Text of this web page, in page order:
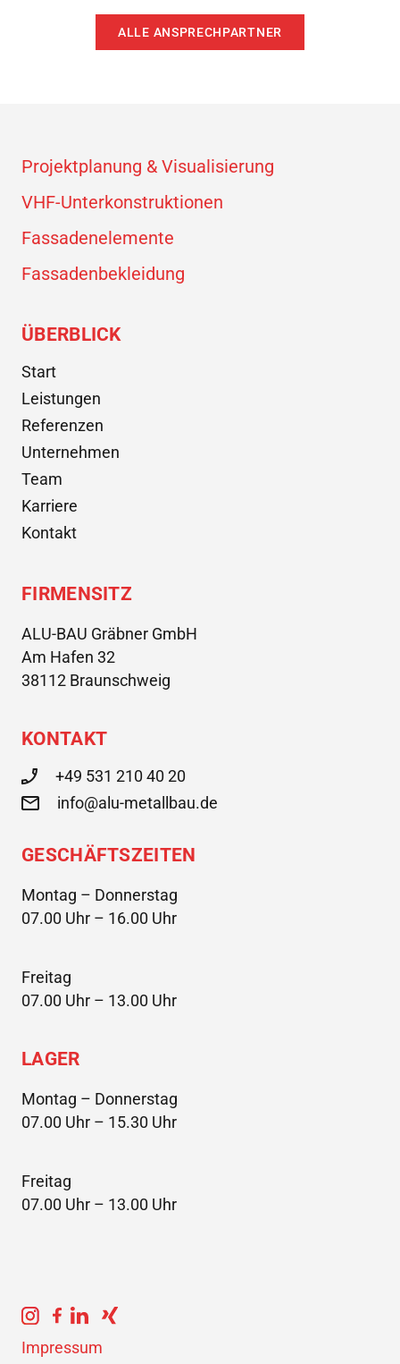
ALLE ANSPRECHPARTNER
Projektplanung & Visualisierung
VHF-Unterkonstruktionen
Fassadenelemente
Fassadenbekleidung
ÜBERBLICK
Start
Leistungen
Referenzen
Unternehmen
Team
Karriere
Kontakt
FIRMENSITZ
ALU-BAU Gräbner GmbH
Am Hafen 32
38112 Braunschweig
KONTAKT
+49 531 210 40 20
info@alu-metallbau.de
GESCHÄFTSZEITEN
Montag – Donnerstag
07.00 Uhr – 16.00 Uhr
Freitag
07.00 Uhr – 13.00 Uhr
LAGER
Montag – Donnerstag
07.00 Uhr – 15.30 Uhr
Freitag
07.00 Uhr – 13.00 Uhr
Impressum